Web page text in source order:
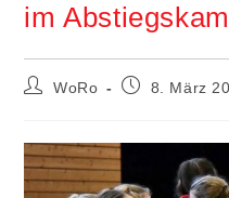
im
Beitrags-
WoRo
Beitrag8. März